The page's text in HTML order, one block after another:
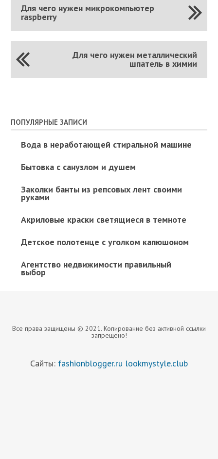
Для чего нужен микрокомпьютер
raspberry
Для чего нужен металлический
шпатель в химии
ПОПУЛЯРНЫЕ ЗАПИСИ
Вода в неработающей стиральной машине
Бытовка с санузлом и душем
Заколки банты из репсовых лент своими
руками
Акриловые краски светящиеся в темноте
Детское полотенце с уголком капюшоном
Агентство недвижимости правильный
выбор
Все права защищены © 2021. Копирование без активной ссылки
запрещено!
Сайты: fashionblogger.ru lookmystyle.club